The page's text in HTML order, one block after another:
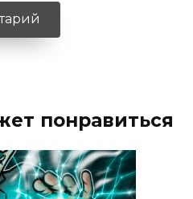
понравиться